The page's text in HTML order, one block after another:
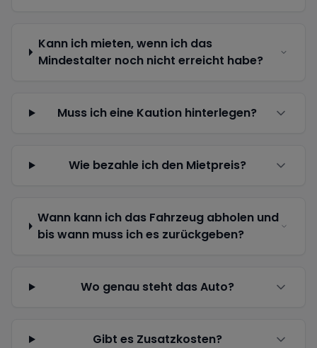
Kann ich mieten, wenn ich das
Mindestalter noch nicht erreicht habe?
Muss ich eine Kaution hinterlegen?
Wie bezahle ich den Mietpreis?
Wann kann ich das Fahrzeug abholen und
bis wann muss ich es zurückgeben?
Wo genau steht das Auto?
Gibt es Zusatzkosten?